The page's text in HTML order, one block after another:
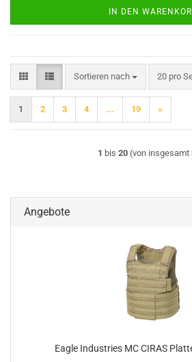
IN DEN
Sortieren nach
Sortieren nach 20 pro
pro Seite
1 2 3 4 ... 19 »
1 bis 20(von insgesamt
Angebote
Eagle Industries MC CIRAS